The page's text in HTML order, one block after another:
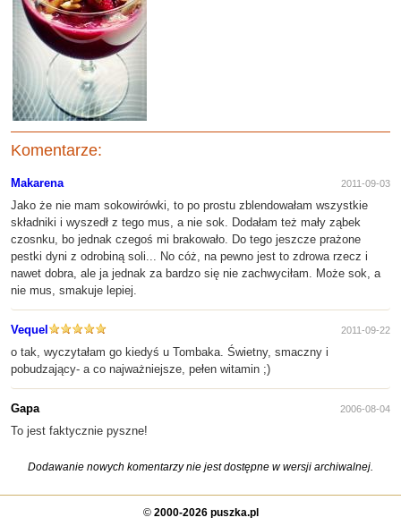
Komentarze:
Makarena 2011-09-03
Jako że nie mam sokowirówki, to po prostu zblendowałam wszystkie
składniki i wyszedł z tego mus, a nie sok. Dodałam też mały ząbek
czosnku, bo jednak czegoś mi brakowało. Do tego jeszcze prażone
pestki dyni z odrobiną soli... No cóż, na pewno jest to zdrowa rzecz i
nawet dobra, ale ja jednak za bardzo się nie zachwyciłam. Może sok, a
nie mus, smakuje lepiej.
Vequel 2011-09-22
o tak, wyczytałam go kiedyś u Tombaka. Świetny, smaczny i
pobudzający- a co najważniejsze, pełen witamin ;)
Gapa 2006-08-04
To jest faktycznie pyszne!
Dodawanie nowych komentarzy nie jest dostępne w wersji archiwalnej.
© 2000-2026 puszka.pl